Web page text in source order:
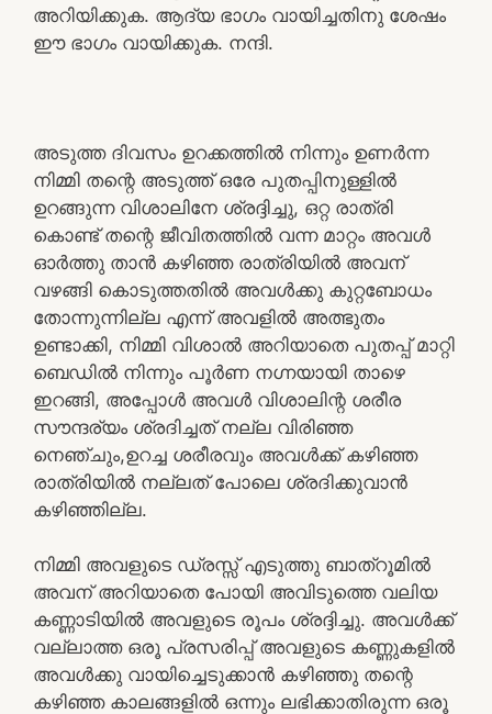
അറിയിക്കുക. ആദ്യ ഭാഗം വായിച്ചതിനു ശേഷം
ഈ ഭാഗം വായിക്കുക. നന്ദി.
അടുത്ത ദിവസം ഉറക്കത്തിൽ നിന്നും ഉണർന്ന
നിമ്മി തന്റെ അടുത്ത് ഒരേ പുതപ്പിനുള്ളിൽ
ഉറങ്ങുന്ന വിശാലിനേ ശ്രദ്ദിച്ചു, ഒറ്റ രാത്രി
കൊണ്ട് തന്റെ ജീവിതത്തിൽ വന്ന മാറ്റം അവൾ
ഓർത്തു താൻ കഴിഞ്ഞ രാത്രിയിൽ അവന്
വഴങ്ങി കൊടുത്തതിൽ അവൾക്കു കുറ്റബോധം
തോന്നുന്നില്ല എന്ന് അവളിൽ അത്ഭുതം
ഉണ്ടാക്കി, നിമ്മി വിശാൽ അറിയാതെ പുതപ്പ് മാറ്റി
ബെഡിൽ നിന്നും പൂർണ നഗ്നയായി താഴെ
ഇറങ്ങി, അപ്പോൾ അവൾ വിശാലിന്റ ശരീര
സൗന്ദര്യം ശ്രദിച്ചത് നല്ല വിരിഞ്ഞ
നെഞ്ചും,ഉറച്ച ശരീരവും അവൾക്ക് കഴിഞ്ഞ
രാത്രിയിൽ നല്ലത് പോലെ ശ്രദിക്കുവാൻ
കഴിഞ്ഞില്ല.
നിമ്മി അവളുടെ ഡ്രസ്സ്‌ എടുത്തു ബാത്‌റൂമിൽ
അവന് അറിയാതെ പോയി അവിടുത്തെ വലിയ
കണ്ണാടിയിൽ അവളുടെ രൂപം ശ്രദ്ദിച്ചു. അവൾക്ക്
വല്ലാത്ത ഒരൂ പ്രസരിപ്പ് അവളുടെ കണ്ണുകളിൽ
അവൾക്കു വായിച്ചെടുക്കാൻ കഴിഞ്ഞു തന്റെ
കഴിഞ്ഞ കാലങ്ങളിൽ ഒന്നും ലഭിക്കാതിരുന്ന ഒരൂ